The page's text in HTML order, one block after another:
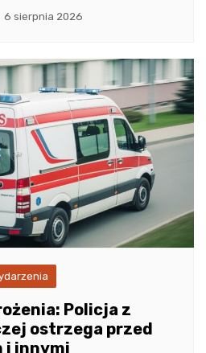
6 sierpnia 2026
Policja z
ostrzega przed
i innymi